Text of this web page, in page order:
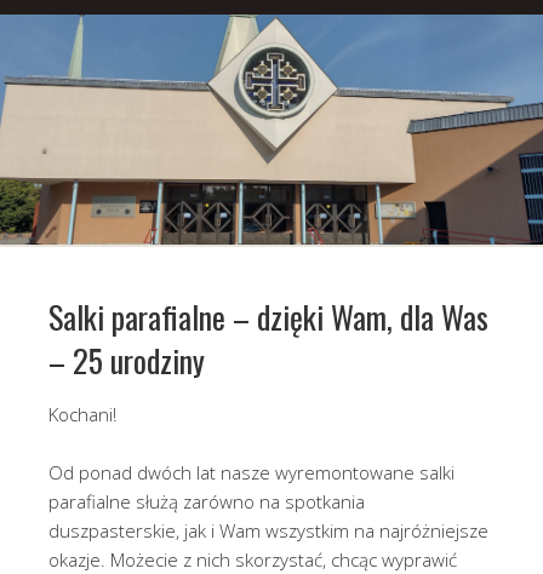
Salki parafialne – dzięki Wam, dla Was
– 25 urodziny
Kochani!
Od ponad dwóch lat nasze wyremontowane salki
parafialne służą zarówno na spotkania
duszpasterskie, jak i Wam wszystkim na najróżniejsze
okazje. Możecie z nich skorzystać, chcąc wyprawić